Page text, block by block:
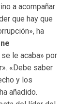
a acompañar
que hay que
ha
le acaba» por
«Debe saber
y los
añadido.